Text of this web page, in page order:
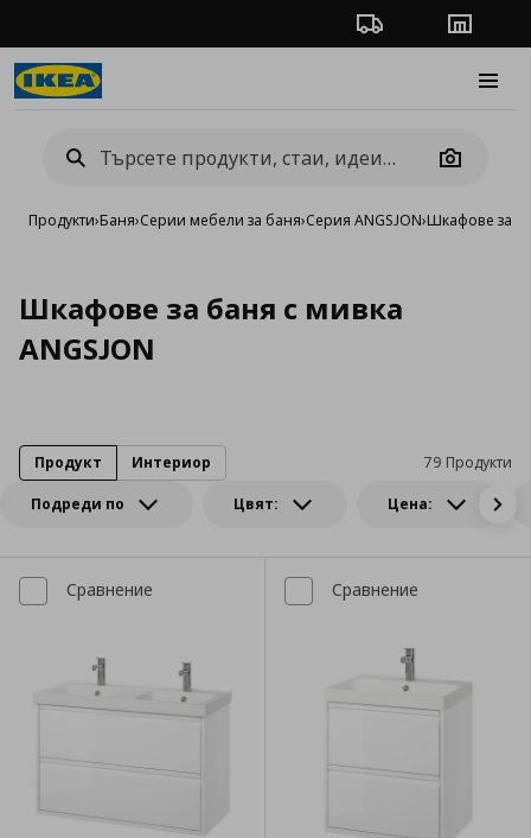
Проследяване на
Camera
Продукти›Баня›Серии мебели за баня›Серия ANGSJON›Шкафове за
Шкафове за баня с мивка
ANGSJON
Подреди по Цвят: Цена:
79 Продукти
Продукт Интериор
Сравнение Сравнение